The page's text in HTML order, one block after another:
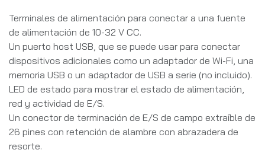
Terminales de alimentación para conectar a una fuente
de alimentación de 10-32 V CC.
Un puerto host USB, que se puede usar para conectar
dispositivos adicionales como un adaptador de Wi-Fi, una
memoria USB o un adaptador de USB a serie (no incluido).
LED de estado para mostrar el estado de alimentación,
red y actividad de E/S.
Un conector de terminación de E/S de campo extraíble de
26 pines con retención de alambre con abrazadera de
resorte.